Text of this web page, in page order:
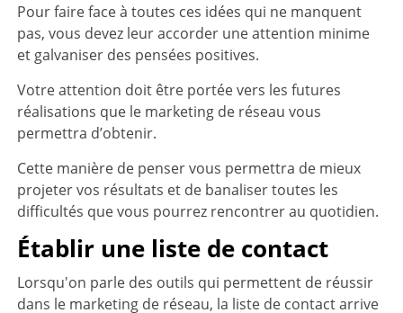
Pour faire face à toutes ces idées qui ne manquent
pas, vous devez leur accorder une attention minime
et galvaniser des pensées positives.
Votre attention doit être portée vers les futures
réalisations que le marketing de réseau vous
permettra d’obtenir.
Cette manière de penser vous permettra de mieux
projeter vos résultats et de banaliser toutes les
difficultés que vous pourrez rencontrer au quotidien.
Établir une liste de contact
Lorsqu'on parle des outils qui permettent de réussir
dans le marketing de réseau, la liste de contact arrive